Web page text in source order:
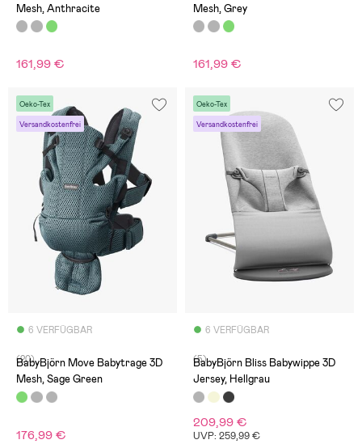
Mesh, Anthracite
161,99 €
Mesh, Grey
161,99 €
Oeko-Tex
Versandkostenfrei
6 VERFÜGBAR
(20)
BabyBjörn Move Babytrage 3D
Mesh, Sage Green
176,99 €
Oeko-Tex
Versandkostenfrei
6 VERFÜGBAR
(5)
BabyBjörn Bliss Babywippe 3D
Jersey, Hellgrau
209,99 €
UVP: 259,99 €